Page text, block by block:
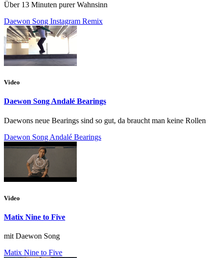
Über 13 Minuten purer Wahnsinn
Daewon Song Instagram Remix
Video
Daewon Song Andalé Bearings
Daewons neue Bearings sind so gut, da braucht man keine Rollen
Daewon Song Andalé Bearings
Video
Matix Nine to Five
mit Daewon Song
Matix Nine to Five